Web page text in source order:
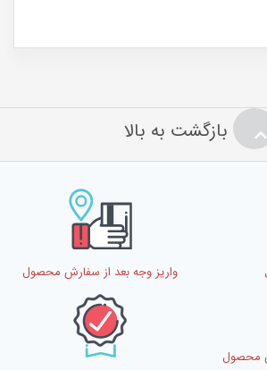
بازگشت به بالا
واریز وجه بعد از سفارش محصول
محصول